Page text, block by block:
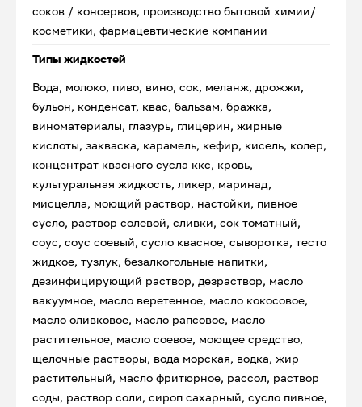
соков / консервов, производство бытовой химии/
косметики, фармацевтические компании
Типы жидкостей
Вода, молоко, пиво, вино, сок, меланж, дрожжи,
бульон, конденсат, квас, бальзам, бражка,
виноматериалы, глазурь, глицерин, жирные
кислоты, закваска, карамель, кефир, кисель, колер,
концентрат квасного сусла ккс, кровь,
культуральная жидкость, ликер, маринад,
мисцелла, моющий раствор, настойки, пивное
сусло, раствор солевой, сливки, сок томатный,
соус, соус соевый, сусло квасное, сыворотка, тесто
жидкое, тузлук, безалкогольные напитки,
дезинфицирующий раствор, дезраствор, масло
вакуумное, масло веретенное, масло кокосовое,
масло оливковое, масло рапсовое, масло
растительное, масло соевое, моющее средство,
щелочные растворы, вода морская, водка, жир
растительный, масло фритюрное, рассол, раствор
соды, раствор соли, сироп сахарный, сусло пивное,